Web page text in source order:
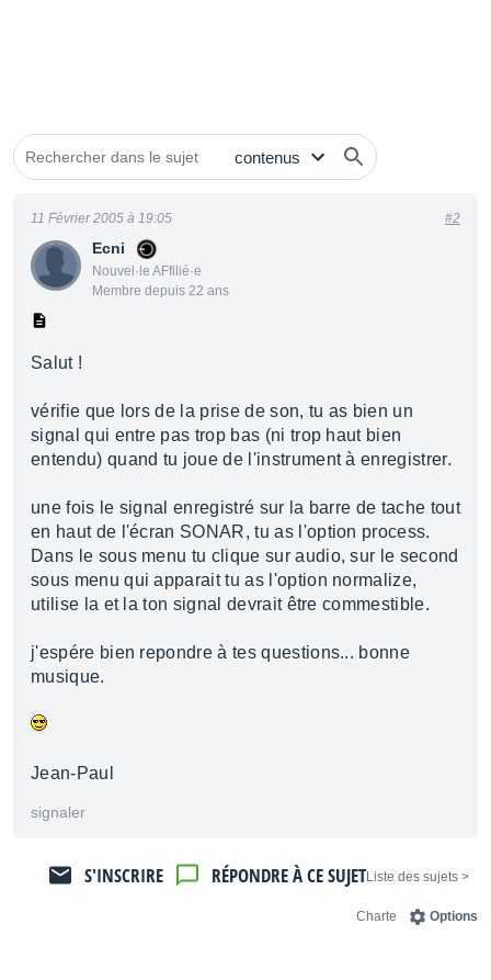
Ecni
Nouvel·le AFfilié·e
Membre depuis 22 ans
11 Février 2005 à 19:05 #2
Salut !
vérifie que lors de la prise de son, tu as bien un
signal qui entre pas trop bas (ni trop haut bien
entendu) quand tu joue de l'instrument à enregistrer.
une fois le signal enregistré sur la barre de tache tout
en haut de l'écran SONAR, tu as l'option process.
Dans le sous menu tu clique sur audio, sur le second
sous menu qui apparait tu as l'option normalize,
utilise la et la ton signal devrait être commestible.
j'espére bien repondre à tes questions... bonne
musique.
Jean-Paul
signaler
< Liste des sujets
RÉPONDRE À CE SUJET
S'INSCRIRE
Options
Charte